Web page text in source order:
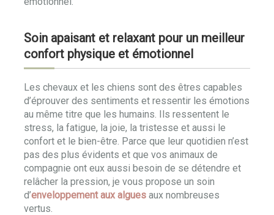
Soin apaisant et relaxant pour un meilleur
confort physique et émotionnel
Les chevaux et les chiens sont des êtres capables
d’éprouver des sentiments et ressentir les émotions
au même titre que les humains. Ils ressentent le
stress, la fatigue, la joie, la tristesse et aussi le
confort et le bien-être. Parce que leur quotidien n’est
pas des plus évidents et que vos animaux de
compagnie ont eux aussi besoin de se détendre et
relâcher la pression, je vous propose un soin
d’enveloppement aux algues aux nombreuses
vertus.